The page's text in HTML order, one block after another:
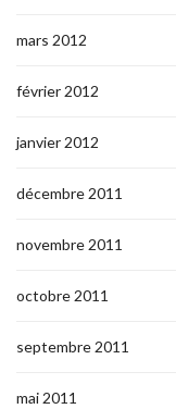
mars 2012
février 2012
janvier 2012
décembre 2011
novembre 2011
octobre 2011
septembre 2011
mai 2011